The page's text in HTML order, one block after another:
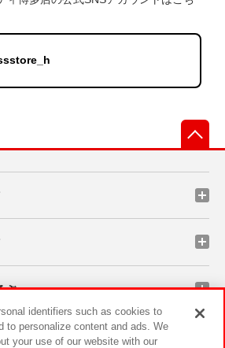
ぶ
ーン
identifiers such as cookies to
to personalize content and ads. We
your use of our website with our